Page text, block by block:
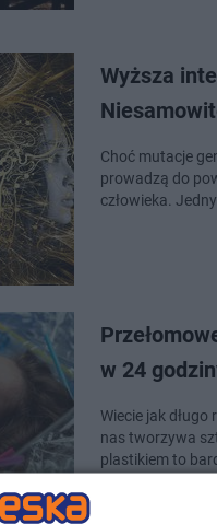
Wyższa
Choć mutacje
prowadzą do
człowieka.
w 24
Wiecie jak
nas tworzywa
plastikiem to